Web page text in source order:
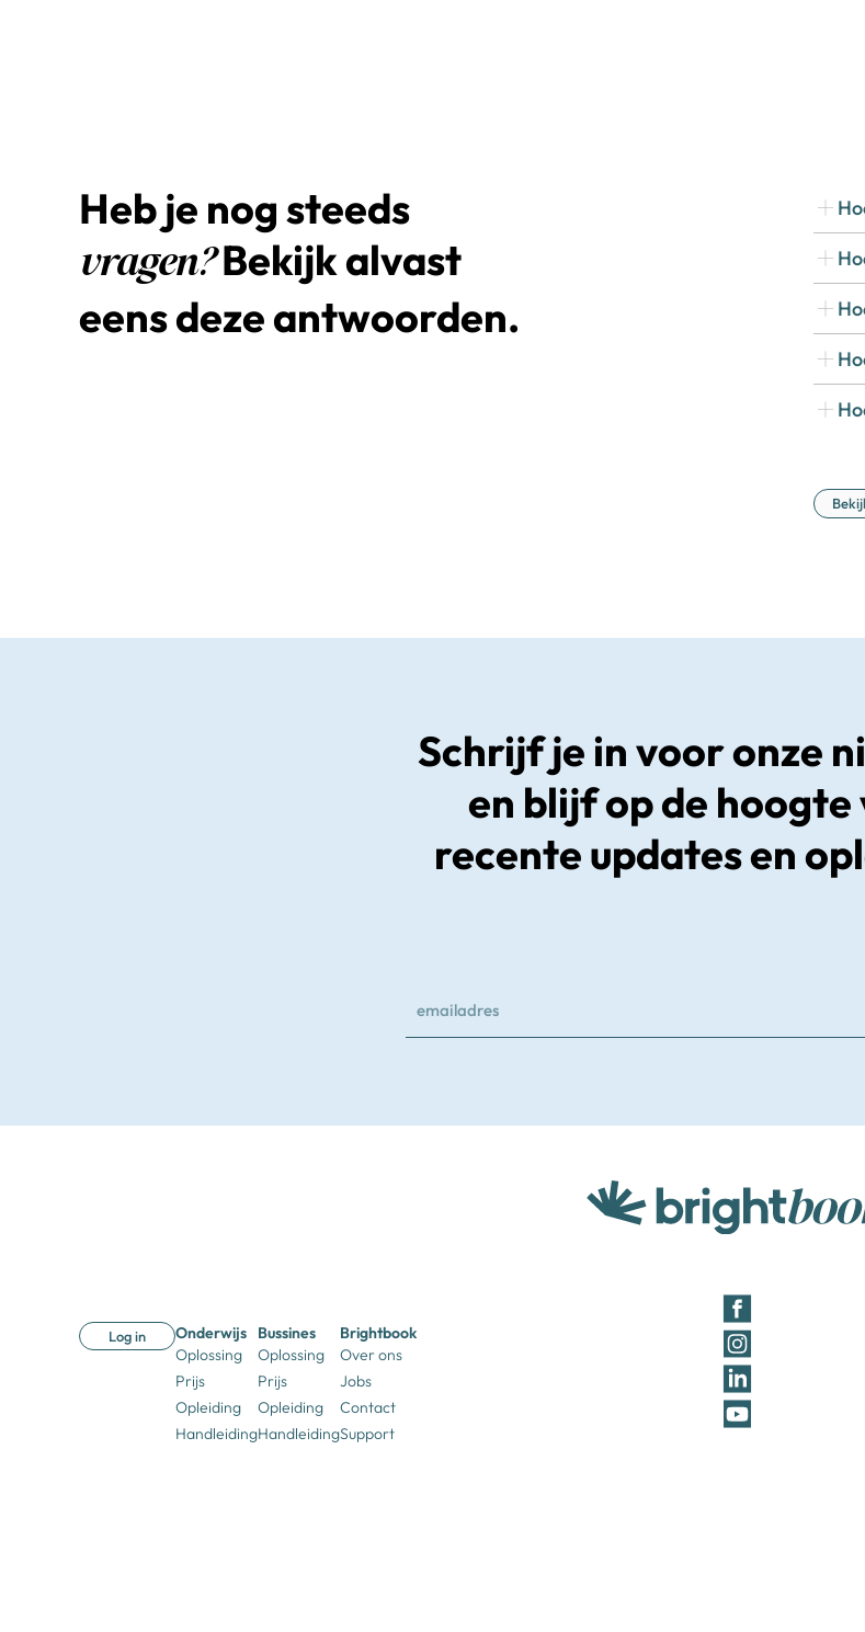
Heb je nog steeds
vragen? Bekijk alvast
eens deze antwoorden.
Schrijf je in voor onze
en blijf op de hoogte
recente updates en
Log in
Onderwijs
Oplossing
Prijs
Opleiding
Handleiding
Bussines
Oplossing
Prijs
Opleiding
Handleiding
Brightbook
Over ons
Jobs
Contact
Support